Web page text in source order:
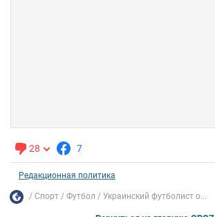
28 7
Редакционная политика
Спорт Футбол Украинский футболист о...